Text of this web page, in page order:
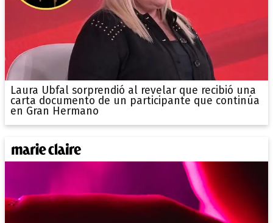
Laura Ubfal sorprendió al revelar que recibió una
carta documento de un participante que continúa
en Gran Hermano